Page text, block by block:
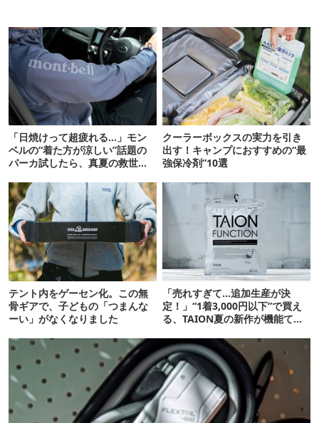
「日焼けって超疲れる…」モン
ベルの“着た方が涼しい”話題の
パーカ試したら、真夏の救世主
クーラーボックスの実力を引き
出す！キャンプにおすすめの“最
強保冷剤”10選
テント内をゲーセン化。この無
骨ギアで、子どもの「つまんな
ーい」がなくなりました
「売れすぎて…追加生産が決
定！」“1着3,000円以下”で買え
る、TAION夏の新作が機能てん